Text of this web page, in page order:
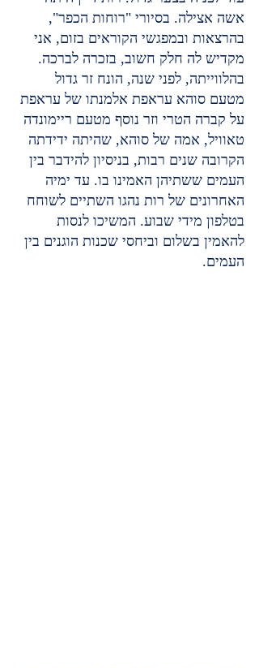
אשה אצילה. בסיורי "רוחות הכפר",
בהרצאות ובמפגשי הקוראים בזום, אני
מקדיש לה חלק חשוב, בזכרה לברכה.
בהלווייתה, לפני שנה, הונח זר גדול
מטעם סוהא עראפת אלמנתו של עראפת
על קברה הטרי וזר נוסף מטעם ריימונדה
טאוויל, אמה של סוהא, שהיתה ידידתה
הקרובה שנים רבות, בניסיון להידבר בין
העמים ששתיהן האמינו בו. עד ימיה
האחרונים של רות נהגו השתיים לשוחח
בטלפון מידי שבוע. המשיכו לנסות
להאמין בשלום וביחסי שכנות הוגנים בין
העמים.